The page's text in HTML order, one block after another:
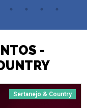
-
Sertanejo & Country